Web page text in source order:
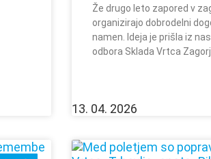
Že drugo leto zapored v
organizirajo dobrodelni
namen. Ideja je prišla iz
odbora Sklada Vrtca
13. 04. 2026